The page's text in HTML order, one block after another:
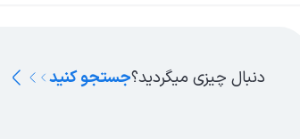
دنبال چیزی میگردید؟جستجو کنید